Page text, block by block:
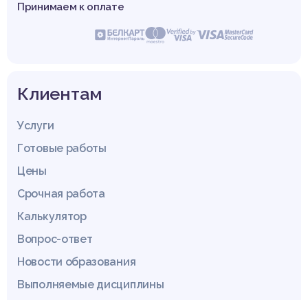
Принимаем к оплате
Клиентам
Услуги
Готовые работы
Цены
Срочная работа
Калькулятор
Вопрос-ответ
Новости образования
Выполняемые дисциплины